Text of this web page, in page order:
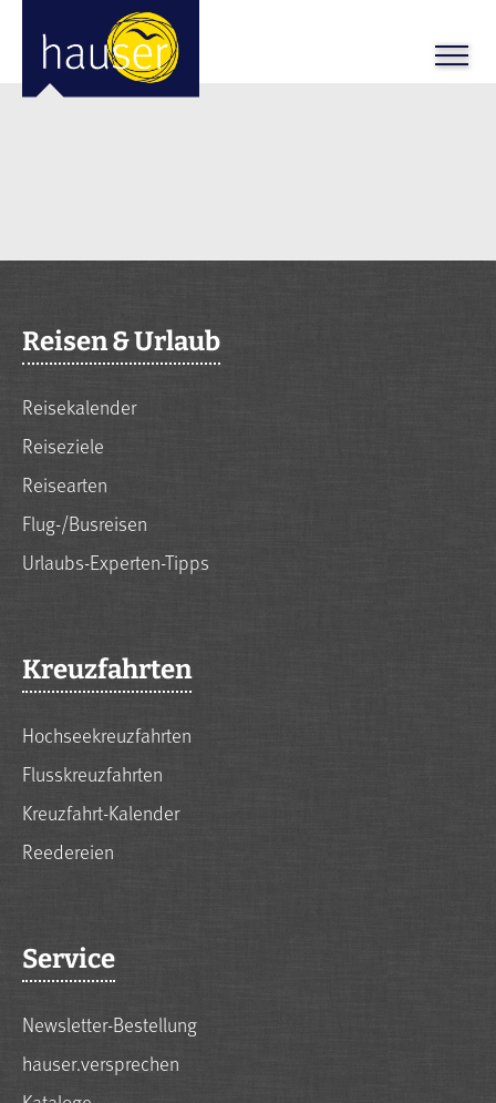
Reisen & Urlaub
Reisekalender
Reiseziele
Reisearten
Flug-/Busreisen
Urlaubs-Experten-Tipps
Kreuzfahrten
Hochseekreuzfahrten
Flusskreuzfahrten
Kreuzfahrt-Kalender
Reedereien
Service
Newsletter-Bestellung
hauser.versprechen